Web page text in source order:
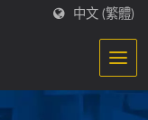
中文 (繁體)